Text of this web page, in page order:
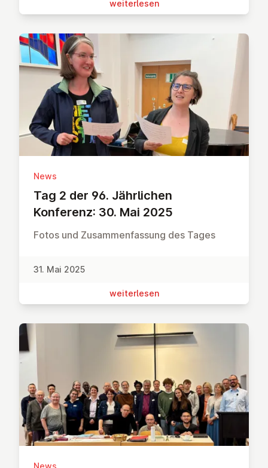
wei­ter­le­sen
News
Tag 2 der 96. Jähr­li­chen
Konferenz: 30. Mai 2025
Fotos und Zusammenfassung des Tages
31. Mai 2025
wei­ter­le­sen
News